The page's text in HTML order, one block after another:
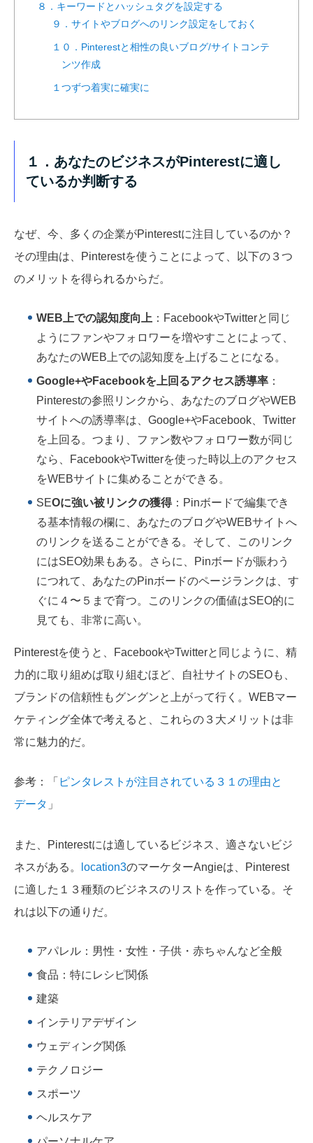
８．キーワードとハッシュタグを設定する
９．サイトやブログへのリンク設定をしておく
１０．Pinterestと相性の良いブログ/サイトコンテ
ンツ作成
１つずつ着実に確実に
１．あなたのビジネスがPinterestに適し
ているか判断する
なぜ、今、多くの企業がPinterestに注目しているのか？
その理由は、Pinterestを使うことによって、以下の３つ
のメリットを得られるからだ。
WEB上での認知度向上 ：FacebookやTwitterと同じ
ようにファンやフォロワーを増やすことによって、
あなたのWEB上での認知度を上げることになる。
Google+やFacebookを上回るアクセス誘導率 ：
Pinterestの参照リンクから、あなたのブログやWEB
サイトへの誘導率は、Google+やFacebook、Twitter
を上回る。つまり、ファン数やフォロワー数が同じ
なら、FacebookやTwitterを使った時以上のアクセス
をWEBサイトに集めることができる。
SEOに強い被リンクの獲得：Pinボードで編集でき
る基本情報の欄に、あなたのブログやWEBサイトへ
のリンクを送ることができる。そして、このリンク
にはSEO効果もある。さらに、Pinボードが賑わう
につれて、あなたのPinボードのページランクは、す
ぐに４〜５まで育つ。このリンクの価値はSEO的に
見ても、非常に高い。
Pinterestを使うと、FacebookやTwitterと同じように、精
力的に取り組めば取り組むほど、自社サイトのSEOも、
ブランドの信頼性もグングンと上がって行く。WEBマー
ケティング全体で考えると、これらの３大メリットは非
常に魅力的だ。
参考：「 ピンタレストが注目されている３１の理由と
データ 」
また、Pinterestには適しているビジネス、適さないビジ
ネスがある。
location3のマーケターAngieは、Pinterest
に適した１３種類のビジネスのリストを作っている。そ
れは以下の通りだ。
アパレル：男性・女性・子供・赤ちゃんなど全般
食品：特にレシピ関係
建築
インテリアデザイン
ウェディング関係
テクノロジー
スポーツ
ヘルスケア